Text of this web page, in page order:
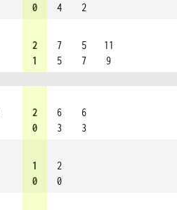
0
4
2
2
1
7
5
5
7
11
9
2
0
6
3
6
3
1
0
2
0